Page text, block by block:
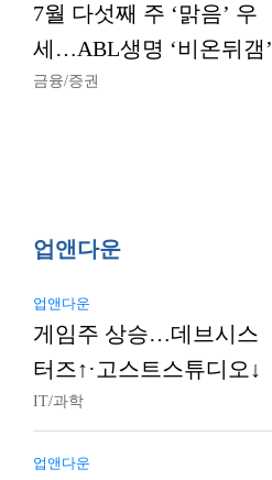
7월 다섯째 주 ‘맑음’ 우
세…ABL생명 ‘비온뒤갬’
금융/증권
업앤다운
업앤다운
게임주 상승…데브시스
터즈↑·고스트스튜디오↓
IT/과학
업앤다운